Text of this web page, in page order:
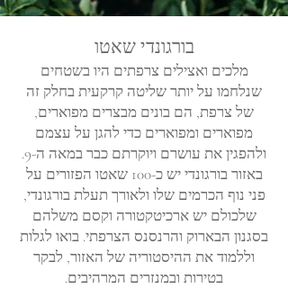
בורגונדי שאטו
מלכים ואצילים צרפתים היו בשטחים
שנלחמו על יותר שליטה קרקעית בחלק זה
של צרפת, הם בונים מבצרים מפוארים,
מפוארים ומפוארים כדי להגן על עצמם
ולהפגין את עושרם ויוקרתם כבר במאה ה-9.
באזור בורגונדי יש כ-100 שאטו הפזורים על
פני נוף הכרמים שלו ולאורך תעלת בורגונדי,
שלכולם יש ארכיטקטורה וקסם משלהם
בסגנון הבארוק והרנסנס הצרפתי. בואו לגלות
וללמוד את ההיסטוריה של האזור, לבקר
בטירות ובמנזרים המרהיבים.